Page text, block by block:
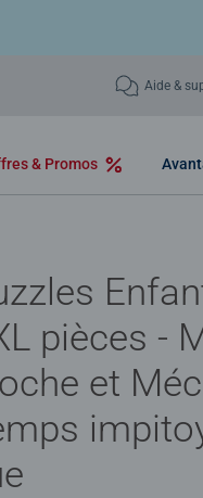
Aide &
& Promos
pièces -
et